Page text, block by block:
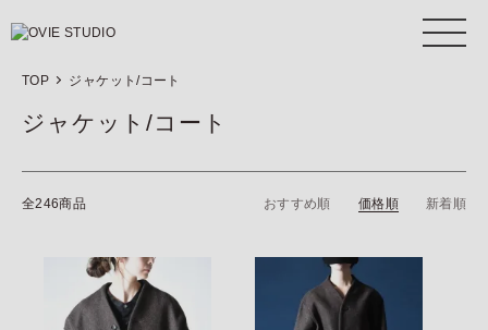
TOP ジャケット/コート
ジャケット/コート
全246商品 おすすめ順 価格順 新着順